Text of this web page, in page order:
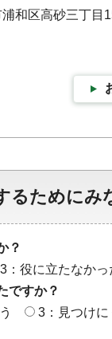
和区高砂三丁目
るために
？
3：役に立たなかっ
ですか？
3：見つけに